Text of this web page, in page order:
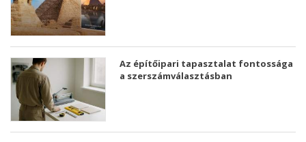
Az építőipari tapasztalat fontossága
a szerszámválasztásban